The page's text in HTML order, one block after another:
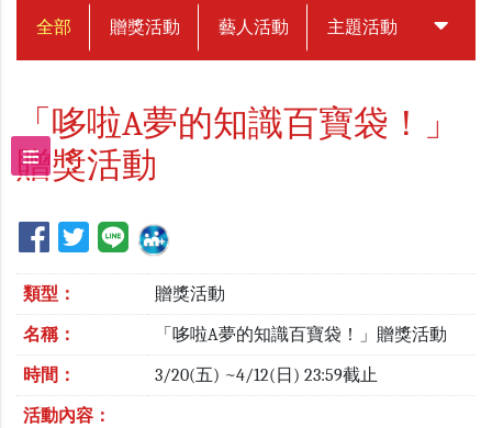
全部 贈獎活動 藝人活動 主題活動 中獎名
「哆啦A夢的知識百寶袋！」
贈獎活動
類型： 贈獎活動
名稱： 「哆啦A夢的知識百寶袋！」贈獎活動
時間： 3/20(五) ~4/12(日) 23:59截止
活動內容：